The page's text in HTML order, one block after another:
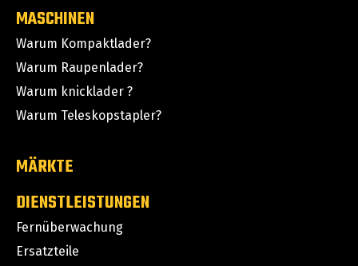
MASCHINEN
Warum Kompaktlader?
Warum Raupenlader?
Warum knicklader ?
Warum Teleskopstapler?
MÄRKTE
DIENSTLEISTUNGEN
Fernüberwachung
Ersatzteile